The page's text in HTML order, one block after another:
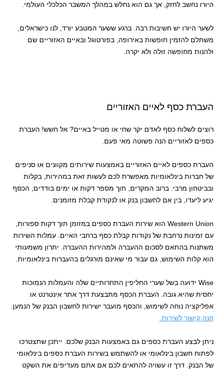
היורו נחשב לחזק, אך גם הוא נחלש במהלך המשבר הכלכלי העולמי.
לשער היורו יש חשיבות רבה. ברגע ששער המטבע יורד, לנו כישראלים,
משתלם להזמין חופשות באירופה, בפורטוגל ובאיים האזוריים שם
ולהנות מחופשה זולה ולא יקרה.
העברת כסף לאיים האזוריים
רוצים לשלוח כסף לאדם יקר שחי או מטייל באיים? אל חשש! העברת
כספים לאזוריים הנה פשוטה מאי פעם.
העברת כספים לאיים האזוריים באמצעות שירותים מקוונים או סניפים
של חברות בינלאומיות מאפשרת לכם לעשות זאת במהירות, בקלות
ובביטחון מרבי. ברוב המקרים, תוך מספר דקות או ימים בודדים, הכסף
יגיע ליעדו, בין אם לחשבון בנק או לנקודת קבלת מזומנים.
Western Union הוא שירות העברת כספים במזומן תוך דקות ספורות,
עם זמינות נרחבת של נקודות קבלת כסף ברחבי האיים. עמלות השירות
משתנות בהתאם לסכום ההעברה ולמהירות ההעברה. יתרון משמעותי
הוא קלות השימוש, גם עבור מי שאינם מורגלים בהעברות בינלאומיות.
Wise ידועה בשל שערי החליפין התחרותיים שלה והעמלות הנמוכות
יחסית שהיא גובה. העברת הכסף מתבצעת דרך אתר אינטרנט או
אפליקציה נוחה לשימוש, והכסף מועבר ישירות לחשבון הבנק של הנמען.
הנה קישור לשירות.
ניתן לבצע העברת כספים גם באמצעות הבנק שלכם. ייתכן שתצטרכו
לפתוח חשבון בינלאומי או להשתמש בשירות העברת כספים בינלאומי
של הבנק. דרך זו עשויה להתאים לכם אם אתם מעדיפים את השקט